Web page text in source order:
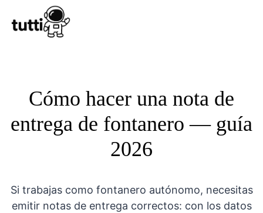
Cómo hacer una nota de
entrega de fontanero — guía
2026
Si trabajas como fontanero autónomo, necesitas
emitir notas de entrega correctos: con los datos